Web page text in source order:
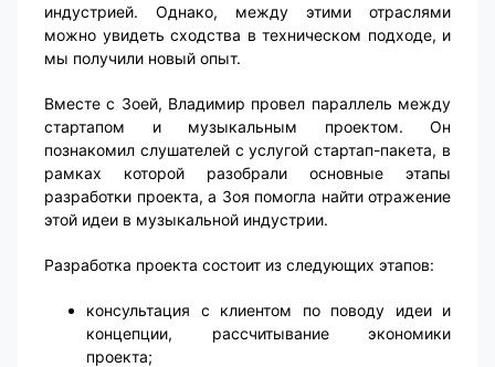
индустрией. Однако, между этими отраслями
можно увидеть сходства в техническом подходе, и
мы получили новый опыт.
Вместе с Зоей, Владимир провел параллель между
стартапом и музыкальным проектом. Он
познакомил слушателей с услугой стартап-пакета, в
рамках которой разобрали основные этапы
разработки проекта, а Зоя помогла найти отражение
этой идеи в музыкальной индустрии.
Разработка проекта состоит из следующих этапов:
консультация с клиентом по поводу идеи и
концепции, рассчитывание экономики
проекта;